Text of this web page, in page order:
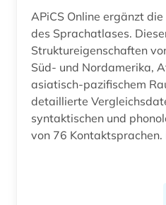
migration (2)
militär (1)
minderheitenfrage (1)
APiCS Online ergänzt
des Sprachatlases.
Struktureigenschaften
Süd- und Nordamerika,
asiatisch-pazifischem
detaillierte
syntaktischen und
von 76 Kontaktsprachen.